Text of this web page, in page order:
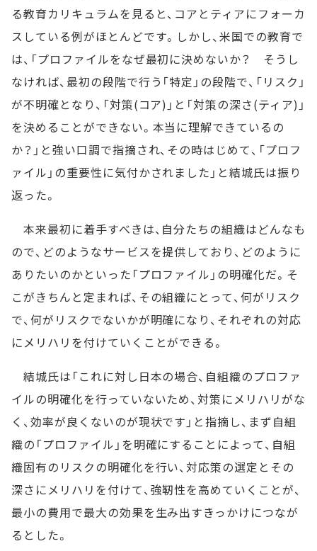
る教育カリキュラムを見ると、コアとティアにフォーカ
スしている例がほとんどです。しかし、米国での教育で
は、「プロファイルをなぜ最初に決めないか？ そうし
なければ、最初の段階で行う「特定」の段階で、「リスク」
が不明確となり、「対策(コア)」と「対策の深さ(ティア)」
を決めることができない。本当に理解できているの
か？」と強い口調で指摘され、その時はじめて、「プロフ
ァイル」の重要性に気付かされました」と結城氏は振り
返った。
本来最初に着手すべきは、自分たちの組織はどんなも
ので、どのようなサービスを提供しており、どのように
ありたいのかといった「プロファイル」の明確化だ。そ
こがきちんと定まれば、その組織にとって、何がリスク
で、何がリスクでないかが明確になり、それぞれの対応
にメリハリを付けていくことができる。
結城氏は「これに対し日本の場合、自組織のプロファ
イルの明確化を行っていないため、対策にメリハリがな
く、効率が良くないのが現状です」と指摘し、まず自組
織の「プロファイル」を明確にすることによって、自組
織固有のリスクの明確化を行い、対応策の選定とその
深さにメリハリを付けて、強靭性を高めていくことが、
最小の費用で最大の効果を生み出すきっかけにつなが
るとした。